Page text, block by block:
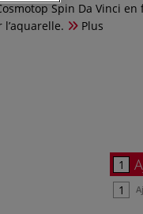
Spin Da Vinci
Plus